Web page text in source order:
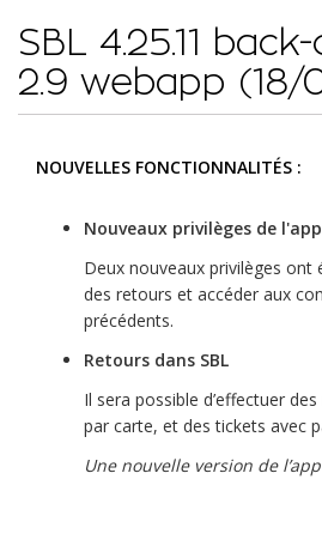
SBL 4.25.11
2.9 webapp (18/
NOUVELLES FONCTIONNALITÉS :
Nouveaux privilèges de l'app
Deux nouveaux privilèges
des retours et accéder aux
précédents.
Retours dans SBL
Il sera possible d’effectuer
par carte, et des tickets avec
Une nouvelle version de